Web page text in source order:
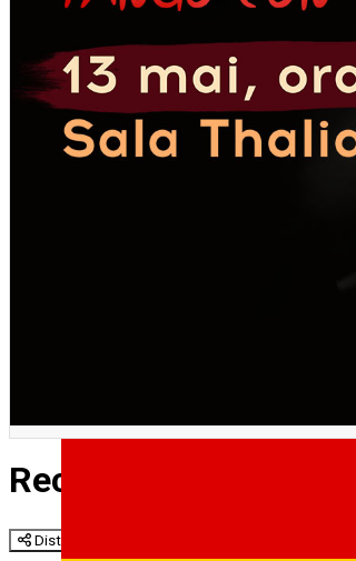
English
Recital „Flautul
Distribuie